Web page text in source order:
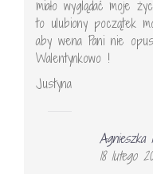
miało wyglądać moje
to ulubiony początek
aby wena Pani nie
Walentynkowo !
Justyna
Agnieszka
18 lutego